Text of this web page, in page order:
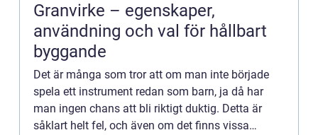
Granvirke – egenskaper,
användning och val för hållbart
byggande
Det är många som tror att om man inte började
spela ett instrument redan som barn, ja då har
man ingen chans att bli riktigt duktig. Detta är
såklart helt fel, och även om det finns vissa